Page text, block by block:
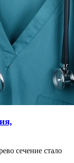
сечение стало